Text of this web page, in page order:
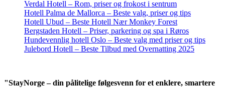
Verdal Hotell – Rom, priser og frokost i sentrum
Hotell Palma de Mallorca – Beste valg, priser og tips
Hotell Ubud – Beste Hotell Nær Monkey Forest
Bergstaden Hotell – Priser, parkering og spa i Røros
Hundevennlig hotell Oslo – Beste valg med priser og tips
Julebord Hotell – Beste Tilbud med Overnatting 2025
"StayNorge – din pålitelige følgesvenn for et enklere, smartere